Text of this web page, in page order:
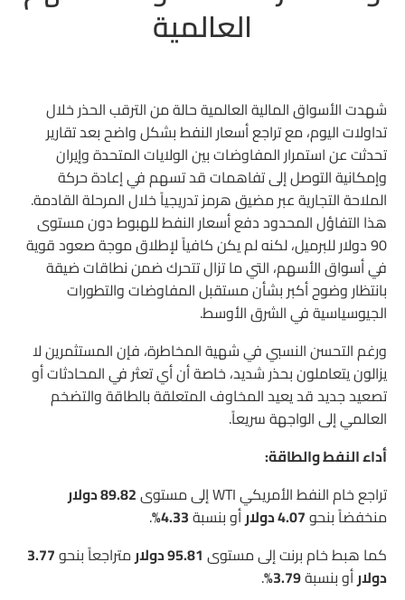
العالمية
شهدت الأسواق المالية العالمية حالة من الترقب الحذر خلال
تداولات اليوم، مع تراجع أسعار النفط بشكل واضح بعد تقارير
تحدثت عن استمرار المفاوضات بين الولايات المتحدة وإيران
وإمكانية التوصل إلى تفاهمات قد تسهم في إعادة حركة
الملاحة التجارية عبر مضيق هرمز تدريجياً خلال المرحلة القادمة.
هذا التفاؤل المحدود دفع أسعار النفط للهبوط دون مستوى
90 دولار للبرميل، لكنه لم يكن كافياً لإطلاق موجة صعود قوية
في أسواق الأسهم، التي ما تزال تتحرك ضمن نطاقات ضيقة
بانتظار وضوح أكبر بشأن مستقبل المفاوضات والتطورات
الجيوسياسية في الشرق الأوسط.
ورغم التحسن النسبي في شهية المخاطرة، فإن المستثمرين لا
يزالون يتعاملون بحذر شديد، خاصة أن أي تعثر في المحادثات أو
تصعيد جديد قد يعيد المخاوف المتعلقة بالطاقة والتضخم
العالمي إلى الواجهة سريعاً.
أداء النفط والطاقة:
تراجع خام النفط الأمريكي WTI إلى مستوى
89.82 دولار
منخفضاً بنحو4.07 دولار أو بنسبة4.33%
.
كما هبط خام برنت إلى مستوى 95.81 دولار متراجعاً بنحو3.77
دولارأو بنسبة3.79%
.